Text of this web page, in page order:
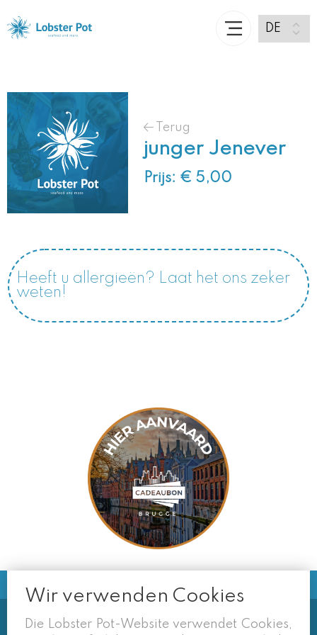
Terug
junger Jenever
Prijs: € 5,00
Heeft u allergieën? Laat het ons zeker
weten!
Wir verwenden Cookies
Die Lobster Pot-Website verwendet Cookies,